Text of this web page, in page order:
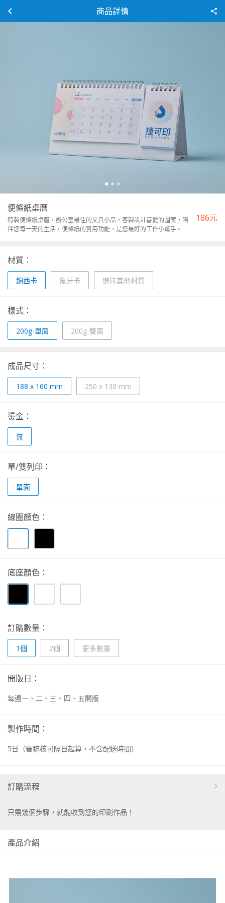
商品詳情
便條紙桌曆
特製便條紙桌曆，辦公室最佳的文具小品，客製設計喜愛的圖案，陪
伴您每一天的生活，便條紙的實用功能，是您最好的工作小幫手。
186元
材質：
銅西卡 象牙卡 選擇其他材質
樣式：
200g-單面 200g-雙面
成品尺寸：
188 x 160 mm 250 x 130 mm
燙金：
無
單/雙列印：
單面
線圈顏色：
底座顏色：
訂購數量：
1個 2個 更多數量
開版日：
每週一、二、三、四、五開版
製作時間：
5日 （審稿核可隔日起算，不含配送時間）
訂購流程
只需幾個步驟，就能收到您的印刷作品！
產品介紹